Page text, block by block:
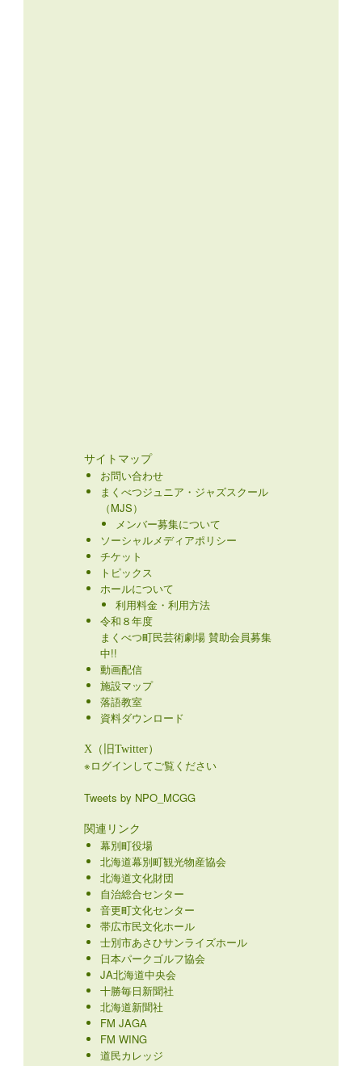
サイトマップ
お問い合わせ
まくべつジュニア・ジャズスクール
（MJS）
メンバー募集について
ソーシャルメディアポリシー
チケット
トピックス
ホールについて
利用料金・利用方法
令和８年度
まくべつ町民芸術劇場 賛助会員募集
中!!
動画配信
施設マップ
落語教室
資料ダウンロード
X（旧Twitter）
※ログインしてご覧ください
Tweets by NPO_MCGG
関連リンク
幕別町役場
北海道幕別町観光物産協会
北海道文化財団
自治総合センター
音更町文化センター
帯広市民文化ホール
士別市あさひサンライズホール
日本パークゴルフ協会
JA北海道中央会
十勝毎日新聞社
北海道新聞社
FM JAGA
FM WING
道民カレッジ